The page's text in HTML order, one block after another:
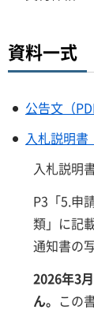
資料一式
公告文（
入札説明書
入札説明
P3「5.申
類」に記
通知書の
2026年3
ん。 この